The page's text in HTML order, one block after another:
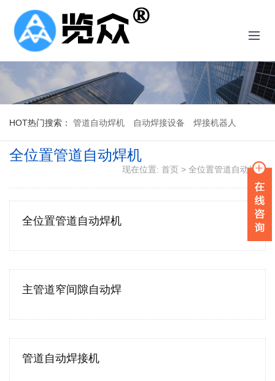
HOT热门搜索： 管道自动焊机 自动焊接设备 焊接机器人
全位置管道自动焊机
现在位置: 首页 > 全位置管道自动焊机
全位置管道自动焊机
主管道窄间隙自动焊
管道自动焊接机